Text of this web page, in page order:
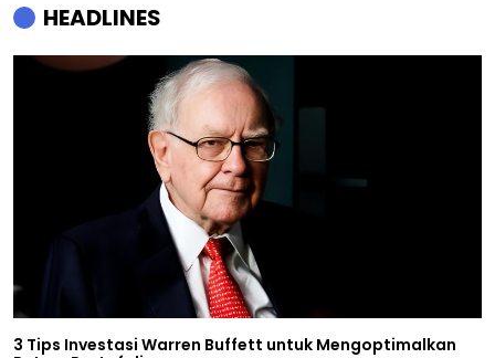
HEADLINES
3 Tips Investasi Warren Buffett untuk Mengoptimalkan